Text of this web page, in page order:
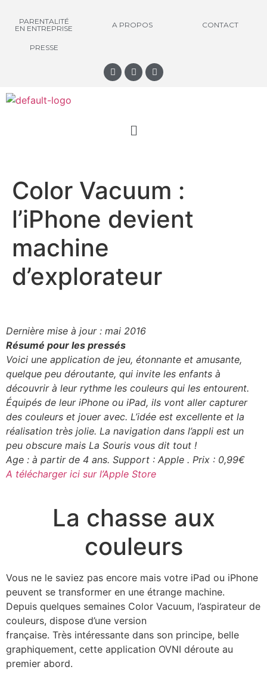
PARENTALITÉ
EN ENTREPRISE
A PROPOS CONTACT
PRESSE
Color Vacuum :
l’iPhone devient
machine
d’explorateur
Dernière mise à jour : mai 2016
Résumé pour les pressés
Voici une application de jeu, étonnante et amusante,
quelque peu déroutante, qui invite les enfants à
découvrir à leur rythme les couleurs qui les entourent.
Équipés de leur iPhone ou iPad, ils vont aller capturer
des couleurs et jouer avec. L’idée est excellente et la
réalisation très jolie. La navigation dans l’appli est un
peu obscure mais La Souris vous dit tout !
Age : à partir de 4 ans. Support : Apple . Prix : 0,99€
A télécharger ici sur l’Apple Store
La chasse aux
couleurs
Vous ne le saviez pas encore mais votre iPad ou iPhone
peuvent se transformer en une étrange machine.
Depuis quelques semaines Color Vacuum, l’aspirateur de
couleurs, dispose d’une version
française. Très intéressante dans son principe, belle
graphiquement, cette application OVNI déroute au
premier abord.